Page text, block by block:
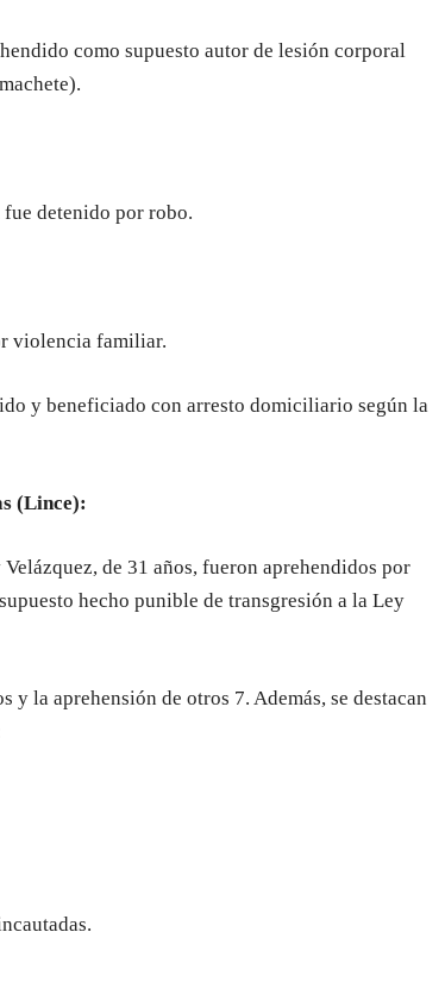
como supuesto autor de lesión corporal
fue detenido por robo.
violencia familiar.
y beneficiado con arresto domiciliario según la
(Lince):
de 31 años, fueron aprehendidos por
hecho punible de transgresión a la Ley
la aprehensión de otros 7. Además, se destacan